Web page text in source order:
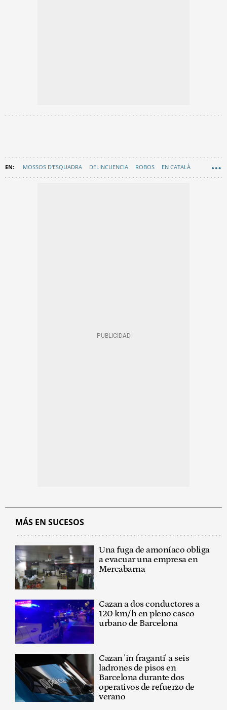
MOSSOS D'ESQUADRA DELINCUENCIA ROBOS EN CATALÀ
MÁS EN SUCESOS
Una fuga de amoníaco obliga
a evacuar una empresa en
Mercabarna
Cazan a dos conductores a
120 km/h en pleno casco
urbano de Barcelona
Cazan 'in fraganti' a seis
ladrones de pisos en
Barcelona durante dos
operativos de refuerzo de
verano